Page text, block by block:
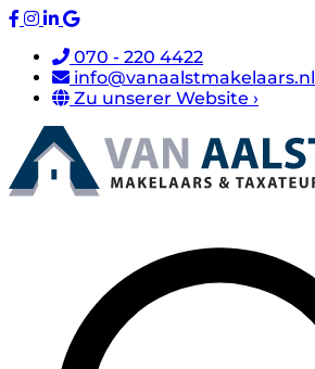
070 - 220 4422
info@vanaalstmakelaars.nl
Zu unserer Website ›